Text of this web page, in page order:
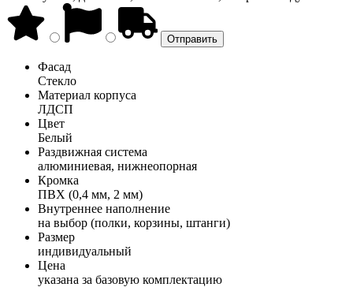
Фасад
Стекло
Материал корпуса
ЛДСП
Цвет
Белый
Раздвижная система
алюминиевая, нижнеопорная
Кромка
ПВХ (0,4 мм, 2 мм)
Внутреннее наполнение
на выбор (полки, корзины, штанги)
Размер
индивидуальный
Цена
указана за базовую комплектацию